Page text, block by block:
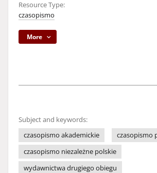
Resource Type:
czasopismo
More
Subject and keywords:
czasopismo akademickie
czasopismo
czasopismo niezależne polskie
wydawnictwa drugiego obiegu